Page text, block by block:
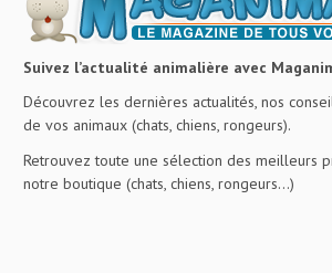
Suivez l’actualité animalière avec
Découvrez les dernières actualités, nos
de vos animaux (chats, chiens, rongeurs).
Retrouvez toute une sélection des meilleurs
notre boutique (chats, chiens, rongeurs…)